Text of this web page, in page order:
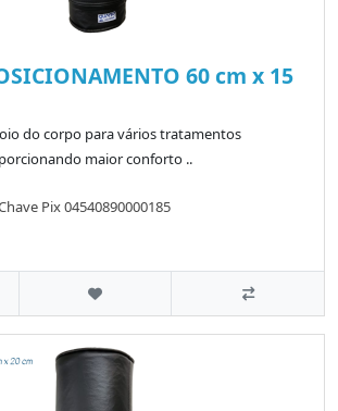
60 cm x 15
do corpo para vários tratamentos
maior conforto ..
Pix 04540890000185